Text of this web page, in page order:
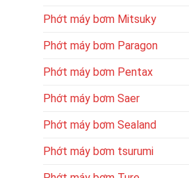
Phớt máy bơm Mitsuky
Phớt máy bơm Paragon
Phớt máy bơm Pentax
Phớt máy bơm Saer
Phớt máy bơm Sealand
Phớt máy bơm tsurumi